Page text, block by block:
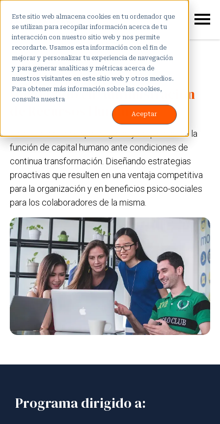
Este sitio web almacena cookies en tu ordenador que
se utilizan para recopilar información acerca de tu
interacción con nuestro sitio web y nos permite
recordarte. Usamos esta información con el fin de
mejorar y personalizar tu experiencia de navegación
y para generar analíticas y métricas acerca de
nuestros visitantes en este sitio web y otros medios.
Para obtener más información sobre las cookies,
consulta nuestra
Aceptar
Objetivo principal del
Diplomado en Administración
de Recursos Humanos
La actualización en paradigmas y esquemas de la
función de capital humano ante condiciones de
continua transformación. Diseñando estrategias
proactivas que resulten en una ventaja competitiva
para la organización y en beneficios psico-sociales
para los colaboradores de la misma.
Programa dirigido a: